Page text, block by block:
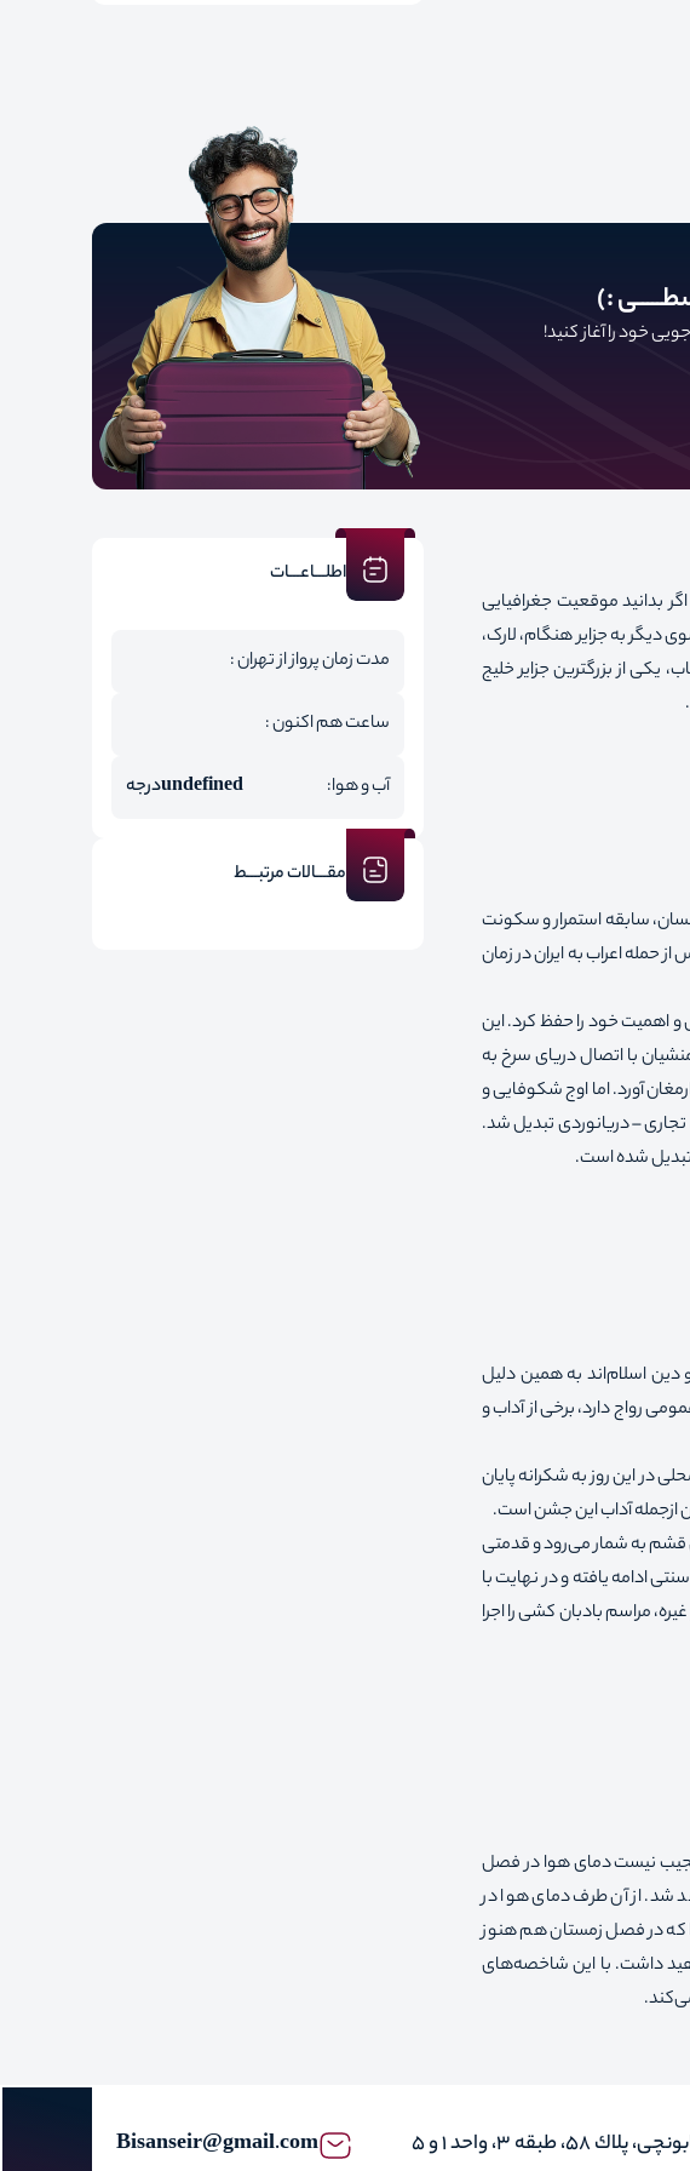
:)
خود را آغاز کنید!
بدانید موقعیت جغرافیایی
دیگر به جزایر هنگام، لارک،
مربع می‌رسد که با این حساب، یکی از بزرگترین جزایر خلیج
سابقه استمرار و سکونت
از حمله اعراب به ایران در زمان
اهمیت خود را حفظ کرد. این
با اتصال دریای سرخ به
آورد. اما اوج شکوفایی و
– دریانوردی تبدیل شد.
تبدیل شده است.
اسلام‌اند به همین دلیل
رواج دارد، برخی از آداب و
در این روز به شکرانه پایان
ازجمله آداب این جشن است.
قشم به شمار می‌رود و قدمتی
ادامه یافته و در نهایت با
مراسم بادبان کشی را اجرا
نیست دمای هوا در فصل
شد. از آن طرف دمای هوا در
است؛ چرا که در فصل زمستان هم هنوز
داشت. با این شاخصه‌های
اطلـــاعـــات
مدت زمان پرواز از تهران :
ساعت هم اکنون :
آب و هوا: undefinedدرجه
مقـــالات مرتبـــط
طبقه ٣، واحد ۱ و ۵ Bisanseir@gmail.com